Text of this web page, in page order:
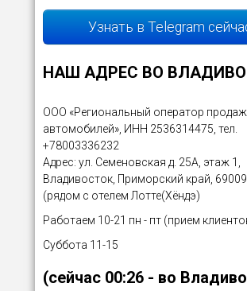
Узнать в Telegram
НАШ АДРЕС ВО
ООО «Региональный оператор
автомобилей», ИНН 2536314475, тел.
+78003336232
Адрес: ул. Семеновская д. 25А, этаж 1,
Владивосток, Приморский край,
(рядом с отелем Лотте(Хёндэ)
Работаем 10-21 пн - пт (прием
Суббота 11-15
(сейчас 00:26 - во